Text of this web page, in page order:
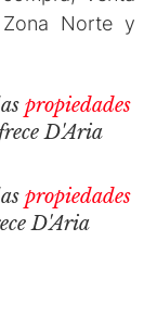
Norte y
propiedades
D'Aria
propiedades
D'Aria